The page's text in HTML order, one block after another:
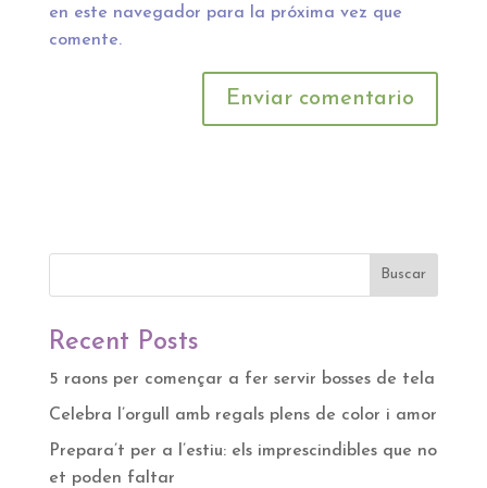
en este navegador para la próxima vez que
comente.
Buscar
Recent Posts
5 raons per començar a fer servir bosses de tela
Celebra l’orgull amb regals plens de color i amor
Prepara’t per a l’estiu: els imprescindibles que no
et poden faltar